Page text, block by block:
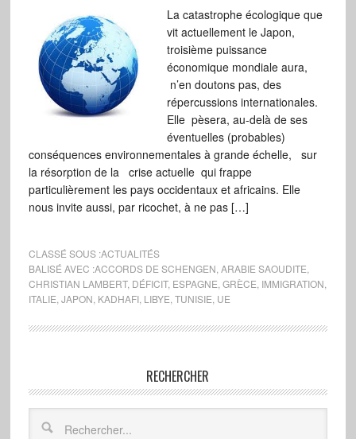
La catastrophe écologique que
vit actuellement le Japon,
troisième puissance
économique mondiale aura,
n’en doutons pas, des
répercussions internationales.
Elle pèsera, au-delà de ses
éventuelles (probables)
conséquences environnementales à grande échelle, sur
la résorption de la crise actuelle qui frappe
particulièrement les pays occidentaux et africains. Elle
nous invite aussi, par ricochet, à ne pas […]
CLASSÉ SOUS :ACTUALITÉS
BALISÉ AVEC :ACCORDS DE SCHENGEN ARABIE SAOUDITE
CHRISTIAN LAMBERT, DÉFICIT, ESPAGNE GRÈCE IMMIGRATION
ITALIE JAPON KADHAFI, LIBYE TUNISIE UE
RECHERCHER